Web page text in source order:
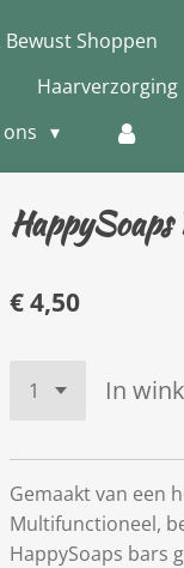
Shoppen
Haarverzorging
€ 4,50
In
Gemaakt van een
Multifunctioneel,
HappySoaps bars